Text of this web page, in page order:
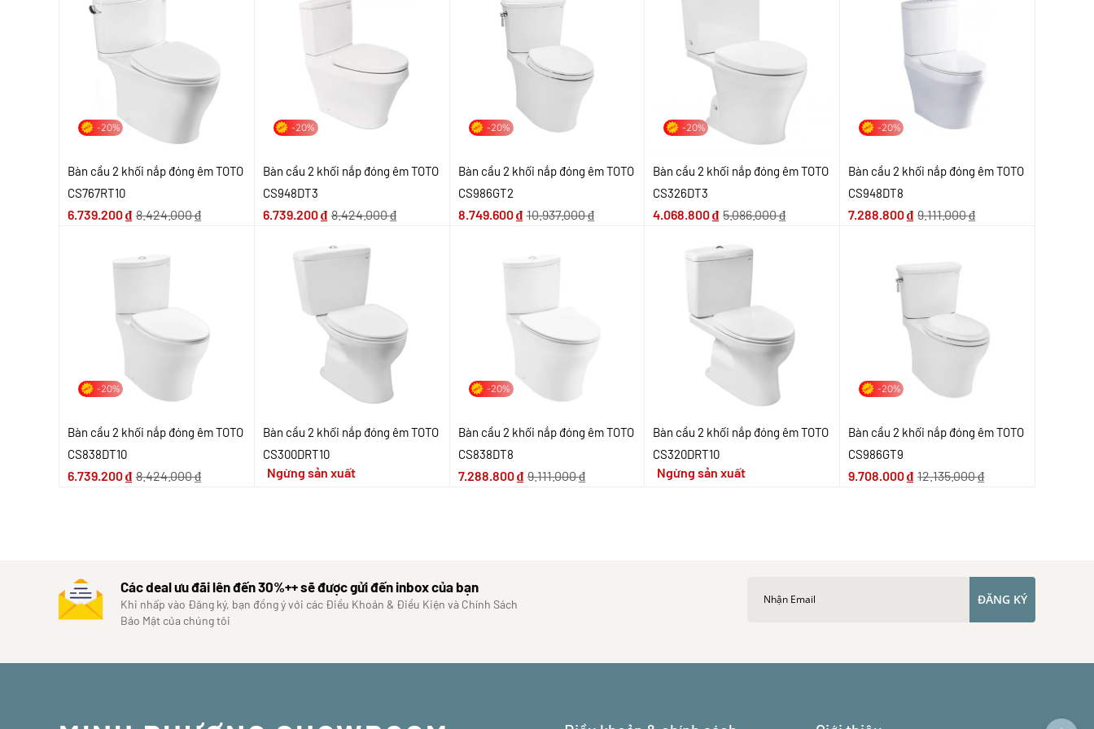
-20%
Bàn cầu 2 khối nắp đóng êm TOTO
CS767RT10
6.739.200₫ 8.424.000₫
-20%
Bàn cầu 2 khối nắp đóng êm TOTO
CS948DT3
6.739.200₫ 8.424.000₫
-20%
Bàn cầu 2 khối nắp đóng êm TOTO
CS986GT2
8.749.600₫ 10.937.000₫
-20%
Bàn cầu 2 khối nắp đóng êm TOTO
CS326DT3
4.068.800₫ 5.086.000₫
-20%
Bàn cầu 2 khối nắp đóng êm TOTO
CS948DT8
7.288.800₫ 9.111.000₫
-20%
Bàn cầu 2 khối nắp đóng êm TOTO
CS838DT10
6.739.200₫ 8.424.000₫
Bàn cầu 2 khối nắp đóng êm TOTO
CS300DRT10
Ngừng sản xuất
-20%
Bàn cầu 2 khối nắp đóng êm TOTO
CS838DT8
7.288.800₫ 9.111.000₫
Bàn cầu 2 khối nắp đóng êm TOTO
CS320DRT10
Ngừng sản xuất
-20%
Bàn cầu 2 khối nắp đóng êm TOTO
CS986GT9
9.708.000₫ 12.135.000₫
Các deal ưu đãi lên đến 30%++ sẽ được gửi đến inbox của bạn
Khi nhấp vào Đăng ký, bạn đồng ý với các Điều Khoản & Điều Kiện và Chính Sách
Bảo Mật của chúng tôi
ĐĂNG KÝ